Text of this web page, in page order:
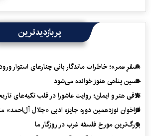
پربازدیدترین
«سفرِ عمر»؛ خاطرات ماندگار بانی چنارهای استوار
حسین پناهی هنوز خوانده می‌شود
تلاقی هنر و ایمان؛ روایت عاشورا در قلب تکیه‌های
فراخوان نوزدهمین دوره جایزه ادبی «جلال آل‌احمد»
بزرگ‌ترین مورخ فلسفه غرب در روزگار ما